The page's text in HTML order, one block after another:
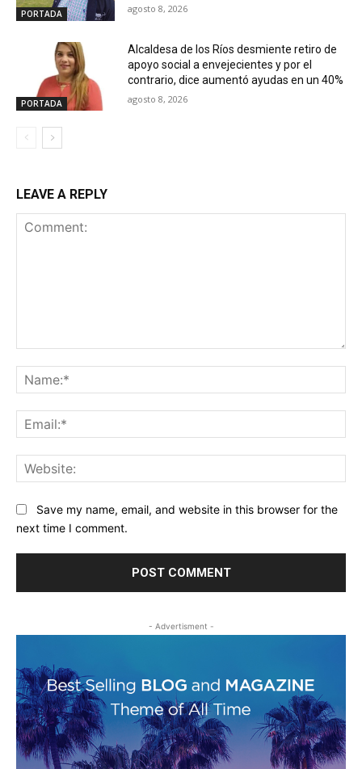
PORTADA agosto 8, 2026
PORTADA
Alcaldesa de los Ríos desmiente retiro de
apoyo social a envejecientes y por el
contrario, dice aumentó ayudas en un 40%
agosto 8, 2026
LEAVE A REPLY
Save my name, email, and website in this browser for the
next time I comment.
- Advertisment -